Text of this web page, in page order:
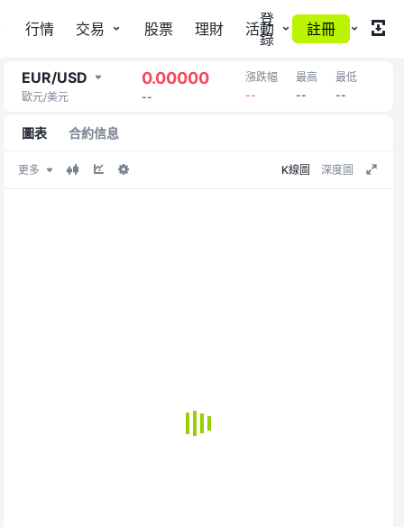
行情 交易 股票 理財 活動 更多
登
錄
註冊
EUR/USD
歐元/美元
0.00000
--
漲跌幅
--
最高
--
最低
--
圖表 合約信息
更多 K線圖 深度圖